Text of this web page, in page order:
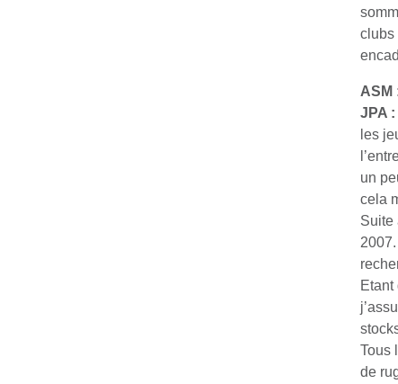
clubs
ASM
JPA :
les
un
cela
Suite
Tous
de